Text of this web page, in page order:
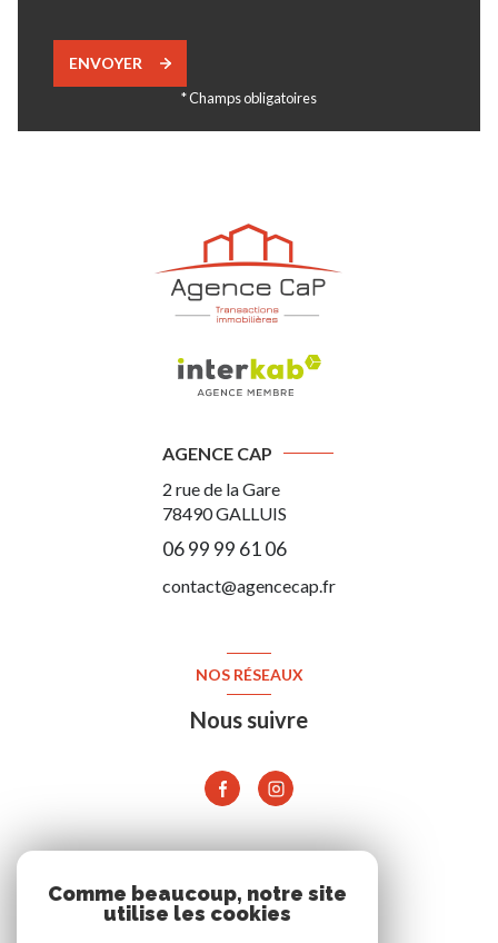
ENVOYER
* Champs obligatoires
AGENCE CAP
2 rue de la Gare
78490GALLUIS
06 99 99 61 06
contact@agencecap.fr
NOS RÉSEAUX
Nous suivre
Comme beaucoup, notre site
utilise les cookies